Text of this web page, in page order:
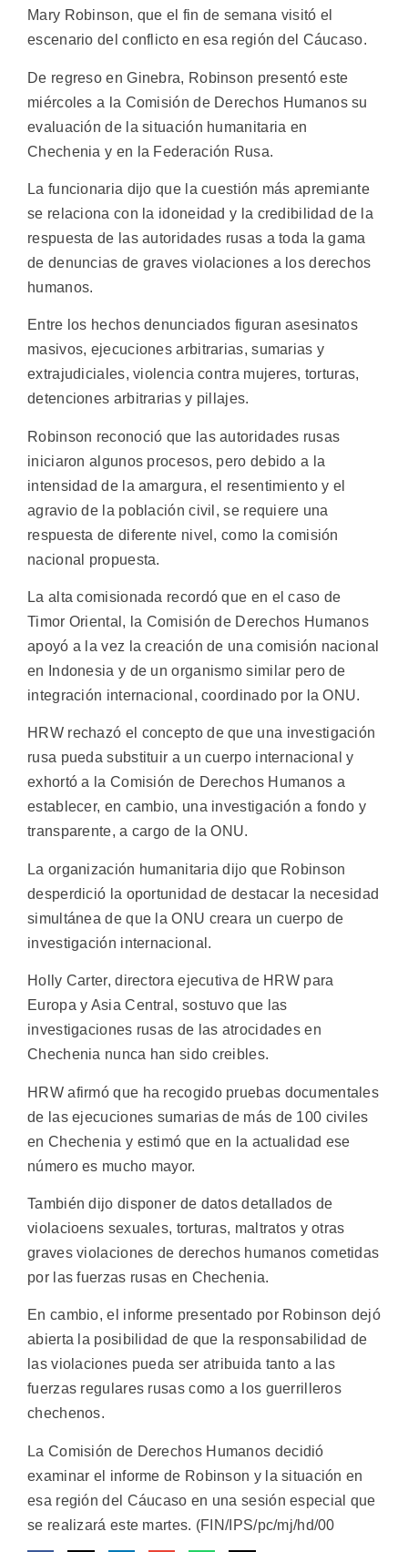
Mary Robinson, que el fin de semana visitó el
escenario del conflicto en esa región del Cáucaso.
De regreso en Ginebra, Robinson presentó este
miércoles a la Comisión de Derechos Humanos su
evaluación de la situación humanitaria en
Chechenia y en la Federación Rusa.
La funcionaria dijo que la cuestión más apremiante
se relaciona con la idoneidad y la credibilidad de la
respuesta de las autoridades rusas a toda la gama
de denuncias de graves violaciones a los derechos
humanos.
Entre los hechos denunciados figuran asesinatos
masivos, ejecuciones arbitrarias, sumarias y
extrajudiciales, violencia contra mujeres, torturas,
detenciones arbitrarias y pillajes.
Robinson reconoció que las autoridades rusas
iniciaron algunos procesos, pero debido a la
intensidad de la amargura, el resentimiento y el
agravio de la población civil, se requiere una
respuesta de diferente nivel, como la comisión
nacional propuesta.
La alta comisionada recordó que en el caso de
Timor Oriental, la Comisión de Derechos Humanos
apoyó a la vez la creación de una comisión nacional
en Indonesia y de un organismo similar pero de
integración internacional, coordinado por la ONU.
HRW rechazó el concepto de que una investigación
rusa pueda substituir a un cuerpo internacional y
exhortó a la Comisión de Derechos Humanos a
establecer, en cambio, una investigación a fondo y
transparente, a cargo de la ONU.
La organización humanitaria dijo que Robinson
desperdició la oportunidad de destacar la necesidad
simultánea de que la ONU creara un cuerpo de
investigación internacional.
Holly Carter, directora ejecutiva de HRW para
Europa y Asia Central, sostuvo que las
investigaciones rusas de las atrocidades en
Chechenia nunca han sido creibles.
HRW afirmó que ha recogido pruebas documentales
de las ejecuciones sumarias de más de 100 civiles
en Chechenia y estimó que en la actualidad ese
número es mucho mayor.
También dijo disponer de datos detallados de
violacioens sexuales, torturas, maltratos y otras
graves violaciones de derechos humanos cometidas
por las fuerzas rusas en Chechenia.
En cambio, el informe presentado por Robinson dejó
abierta la posibilidad de que la responsabilidad de
las violaciones pueda ser atribuida tanto a las
fuerzas regulares rusas como a los guerrilleros
chechenos.
La Comisión de Derechos Humanos decidió
examinar el informe de Robinson y la situación en
esa región del Cáucaso en una sesión especial que
se realizará este martes. (FIN/IPS/pc/mj/hd/00